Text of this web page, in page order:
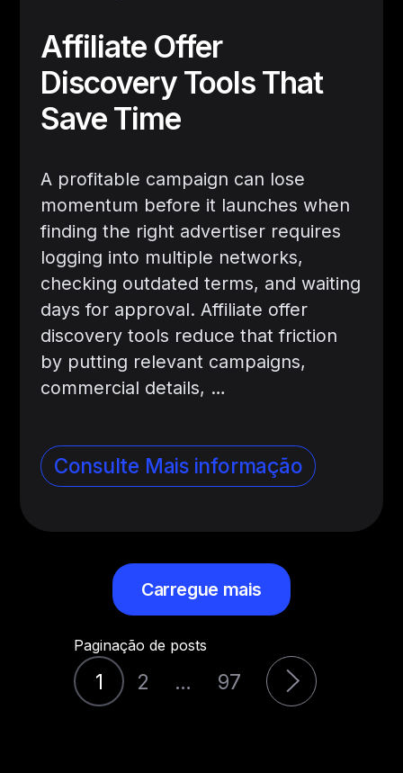
Affiliate Offer
Discovery Tools That
Save Time
A profitable campaign can lose
momentum before it launches when
finding the right advertiser requires
logging into multiple networks,
checking outdated terms, and waiting
days for approval. Affiliate offer
discovery tools reduce that friction
by putting relevant campaigns,
commercial details, …
Consulte Mais informação
Carregue mais
Paginação de posts
1 2 … 97